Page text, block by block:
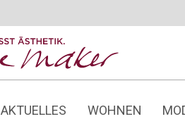
AKTUELLES WOHNEN